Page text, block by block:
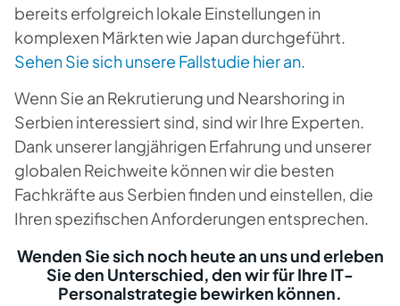
bereits erfolgreich lokale Einstellungen in
komplexen Märkten wie Japan durchgeführt.
Sehen Sie sich unsere Fallstudie hier an.
Wenn Sie an Rekrutierung und Nearshoring in
Serbien interessiert sind, sind wir Ihre Experten.
Dank unserer langjährigen Erfahrung und unserer
globalen Reichweite können wir die besten
Fachkräfte aus Serbien finden und einstellen, die
Ihren spezifischen Anforderungen entsprechen.
Wenden Sie sich noch heute an uns und erleben
Sie den Unterschied, den wir für Ihre IT-
Personalstrategie bewirken können.